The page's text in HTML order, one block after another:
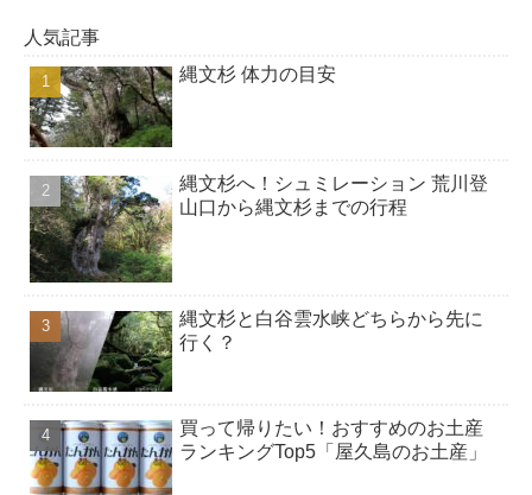
人気記事
縄文杉 体力の目安
縄文杉へ！シュミレーション 荒川登
山口から縄文杉までの行程
縄文杉と白谷雲水峡どちらから先に
行く？
買って帰りたい！おすすめのお土産
ランキングTop5「屋久島のお土産」